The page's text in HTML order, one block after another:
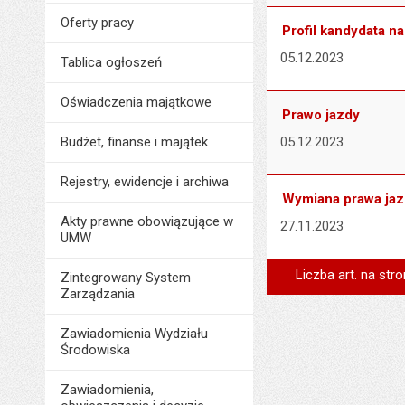
Oferty pracy
Tablica ogłoszeń
Oświadczenia majątkowe
Budżet, finanse i majątek
Rejestry, ewidencje i archiwa
Akty prawne obowiązujące w
UMW
Zintegrowany System
Zarządzania
Zawiadomienia Wydziału
Środowiska
Zawiadomienia,
Profil kandydata
05.12.2023
Prawo jazdy
05.12.2023
Wymiana prawa
27.11.2023
Liczba art. na